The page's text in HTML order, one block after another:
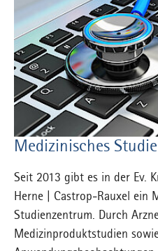
Medizinisches
Seit 2013 gibt es in der Ev.
Herne | Castrop-Rauxel ein
Studienzentrum. Durch
Medizinproduktstudien